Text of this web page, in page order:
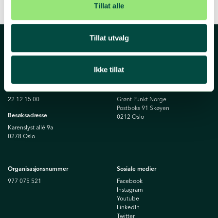
Tillat alle
Tillat utvalg
Ikke tillat
Kontakt oss
22 12 15 00
Besøksadresse
Karenslyst allé 9a
0278 Oslo
Grønt Punkt Norge
Postboks 91 Skøyen
0212 Oslo
Organisasjonsnummer
977 075 521
Sosiale medier
Facebook
Instagram
Youtube
Linkedln
Twitter